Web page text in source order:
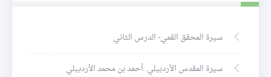
سيرة المحقق القمي- الدرس الثاني
سيرة المقدس الأردبيلي. أحمد بن محمد الأردبيلي